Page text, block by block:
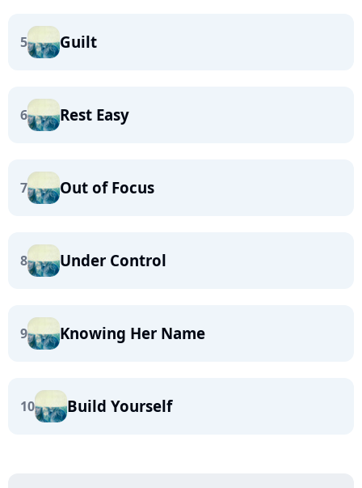
5 Guilt
6 Rest Easy
7 Out of Focus
8 Under Control
9 Knowing Her Name
10 Build Yourself